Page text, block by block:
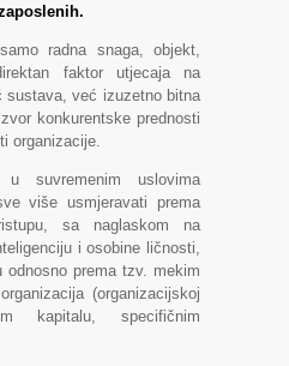
radna snaga, objekt,
faktor utjecaja na
sustava, već izuzetno bitna
konkurentske prednosti
organizacije.
u suvremenim uslovima
više usmjeravati prema
sa naglaskom na
i osobine ličnosti,
odnosno prema tzv. mekim
(organizacijskoj
kapitalu, specifičnim